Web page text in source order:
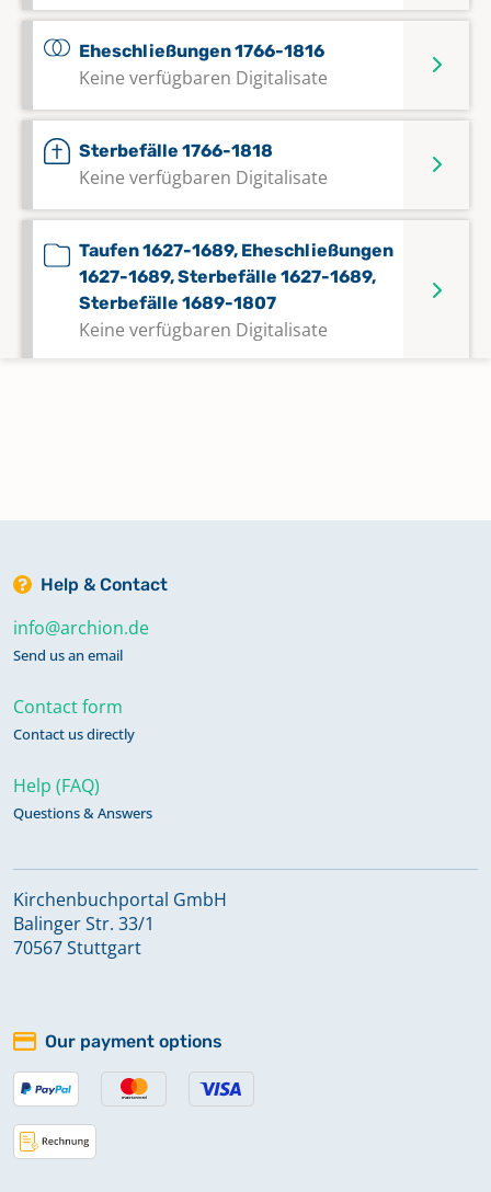
Eheschließungen 1766-1816
Keine verfügbaren Digitalisate
Sterbefälle 1766-1818
Keine verfügbaren Digitalisate
Taufen 1627-1689, Eheschließungen
1627-1689, Sterbefälle 1627-1689,
Sterbefälle 1689-1807
Keine verfügbaren Digitalisate
Taufen 1689-1807, Eheschließungen
1689-1807
1720-1804, Sterbefälle 1720-1806
Keine verfügbaren Digitalisate
Keine verfügbaren Digitalisate
Keine verfügbaren Digitalisate
Help & Contact
info@archion.de
Send us an email
Contact form
Contact us directly
Help (FAQ)
Questions & Answers
Kirchenbuchportal GmbH
Balinger Str. 33/1
70567 Stuttgart
Our payment options